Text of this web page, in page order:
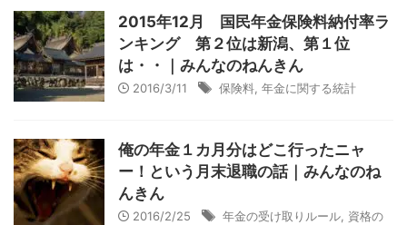
2015年12月 国民年金保険料納付率ラ
ンキング 第２位は新潟、第１位
は・・｜みんなのねんきん
2016/3/11 保険料 年金に関する統計
俺の年金１カ月分はどこ行ったニャ
ー！という月末退職の話｜みんなのね
んきん
2016/2/25 年金の受け取りルール 資格の